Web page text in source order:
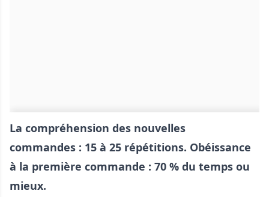
La compréhension des nouvelles
commandes : 15 à 25 répétitions. Obéissance
à la première commande : 70 % du temps ou
mieux.